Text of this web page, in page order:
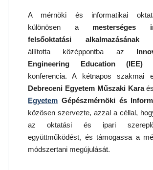
A mérnöki és informatikai
különösen a mesterséges
felsőoktatási alkalmazásának
állította középpontba az
Engineering Education (IEE)
konferencia. A kétnapos szakmai
Debreceni Egyetem Műszaki Kara
Egyetem Gépészmérnöki és
közösen szervezte, azzal a céllal,
az oktatási és ipari
együttműködést, és támogassa a
módszertani megújulását.